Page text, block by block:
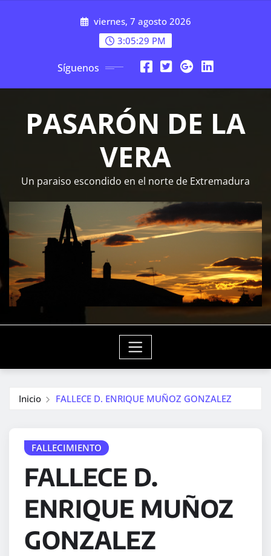
viernes, 7 agosto 2026
3:05:30 PM
Síguenos
PASARÓN DE LA
VERA
Un paraiso escondido en el norte de Extremadura
Inicio FALLECE D. ENRIQUE MUÑOZ GONZALEZ
FALLECIMIENTO
FALLECE D.
ENRIQUE MUÑOZ
GONZALEZ